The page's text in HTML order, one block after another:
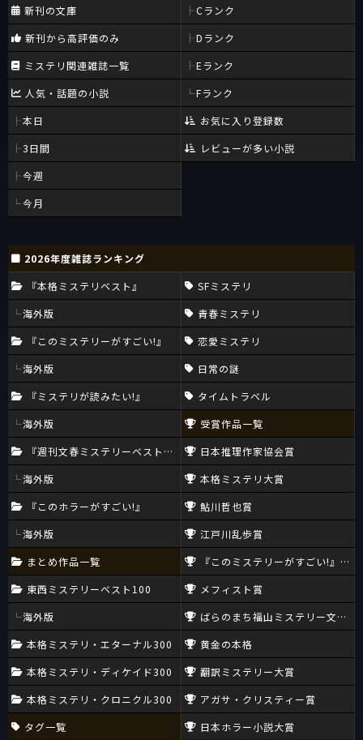
新刊の文庫
新刊から高評価のみ
ミステリ関連雑誌一覧
人気・話題の小説
本日
3日間
今週
今月
Cランク
Dランク
Eランク
Fランク
お気に入り登録数
レビューが多い小説
2026年度雑誌ランキング
『本格ミステリベスト』
海外版
『このミステリーがすごい!』
海外版
『ミステリが読みたい!』
海外版
『週刊文春ミステリーベスト10』
海外版
『このホラーがすごい!』
海外版
まとめ作品一覧
東西ミステリーベスト100
海外版
本格ミステリ・エターナル300
本格ミステリ・ディケイド300
本格ミステリ・クロニクル300
タグ一覧
SFミステリ
青春ミステリ
恋愛ミステリ
日常の謎
タイムトラベル
受賞作品一覧
日本推理作家協会賞
本格ミステリ大賞
鮎川哲也賞
江戸川乱歩賞
『このミステリーがすごい!』大賞
メフィスト賞
ばらのまち福山ミステリー文学新
黄金の本格
翻訳ミステリー大賞
アガサ・クリスティー賞
日本ホラー小説大賞